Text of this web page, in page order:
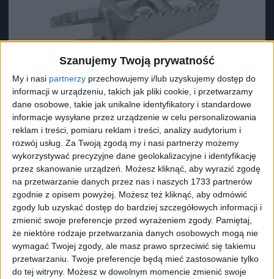
Szanujemy Twoją prywatność
My i nasi partnerzy przechowujemy i/lub uzyskujemy dostęp do
informacji w urządzeniu, takich jak pliki cookie, i przetwarzamy
dane osobowe, takie jak unikalne identyfikatory i standardowe
informacje wysyłane przez urządzenie w celu personalizowania
reklam i treści, pomiaru reklam i treści, analizy audytorium i
rozwój usług. Za Twoją zgodą my i nasi partnerzy możemy
wykorzystywać precyzyjne dane geolokalizacyjne i identyfikację
przez skanowanie urządzeń. Możesz kliknąć, aby wyrazić zgodę
na przetwarzanie danych przez nas i naszych 1733 partnerów
zgodnie z opisem powyżej. Możesz też kliknąć, aby odmówić
zgody lub uzyskać dostęp do bardziej szczegółowych informacji i
zmienić swoje preferencje przed wyrażeniem zgody. Pamiętaj,
że niektóre rodzaje przetwarzania danych osobowych mogą nie
wymagać Twojej zgody, ale masz prawo sprzeciwić się takiemu
przetwarzaniu. Twoje preferencje będą mieć zastosowanie tylko
do tej witryny. Możesz w dowolnym momencie zmienić swoje
Surron Podnóżek prawy L1e X
68,81zł68,81zł
ZOBACZ WIĘCEJ
PROMOCJA!